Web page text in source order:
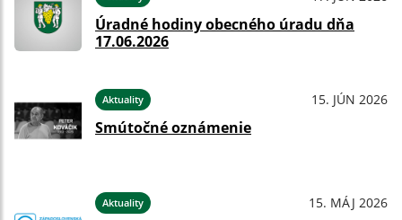
Úradné hodiny obecného úradu dňa
17.06.2026
Aktuality 15. JÚN 2026
Smútočné oznámenie
Aktuality 15. MÁJ 2026